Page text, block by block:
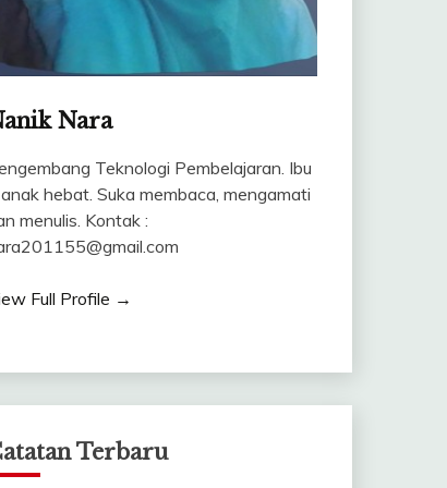
Nara
Teknologi Pembelajaran. Ibu
hebat. Suka membaca, mengamati
menulis. Kontak :
Full Profile →
Terbaru